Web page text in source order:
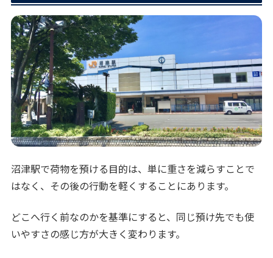
沼津駅で荷物を預ける目的は、単に重さを減らすことで
はなく、その後の行動を軽くすることにあります。
どこへ行く前なのかを基準にすると、同じ預け先でも使
いやすさの感じ方が大きく変わります。